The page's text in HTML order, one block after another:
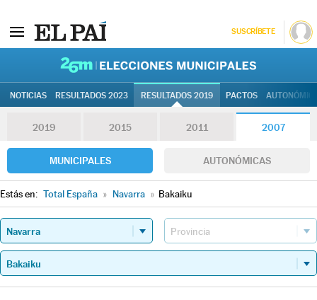
SUSCRÍBETE
NOTICIAS RESULTADOS 2023 RESULTADOS 2019 PACTOS
2019 2015 2011 2007
MUNICIPALES AUTONÓMICAS
Estás en: Total España » Navarra » Bakaiku